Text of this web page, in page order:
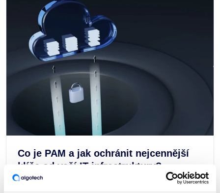
Co je PAM a jak ochránit nejcennější
klíče od vaší IT infrastruktury?